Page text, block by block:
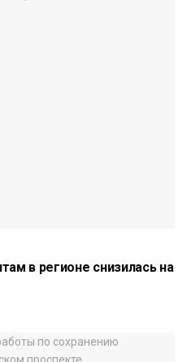
в регионе снизилась на